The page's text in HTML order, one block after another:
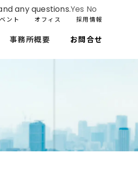
ント オフィス 採用情報
事務所概要 お問合せ
any questions.Yes No